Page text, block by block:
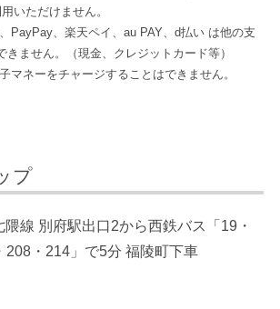
いただけません。
PayPay、楽天ペイ、au PAY、d払い は他の支
きません。（現金、クレジットカード等）
マネーをチャージすることはできません。
プ
線 別府駅出口2から西鉄バス「19・
208・214」で5分 福陵町下車